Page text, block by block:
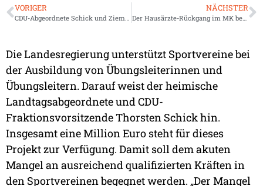
VORIGER
CDU-Abgeordnete Schick und Ziemiak eröffnen Wahlkreisbüro im Herzen der Innenstadt
NÄCHSTER
Der Hausärzte-Rückgang im MK beschäftigt auch Politiker
Die Landesregierung unterstützt Sportvereine bei
der Ausbildung von Übungsleiterinnen und
Übungsleitern. Darauf weist der heimische
Landtagsabgeordnete und CDU-
Fraktionsvorsitzende Thorsten Schick hin.
Insgesamt eine Million Euro steht für dieses
Projekt zur Verfügung. Damit soll dem akuten
Mangel an ausreichend qualifizierten Kräften in
den Sportvereinen begegnet werden. „Der Mangel